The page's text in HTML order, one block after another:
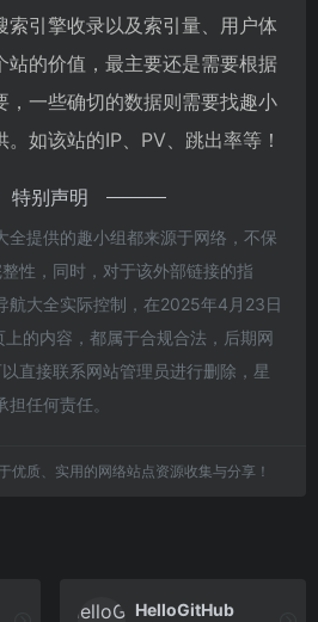
索引擎收录以及索引量、用户体
站的价值，最主要还是需要根据
，一些确切的数据则需要找趣小
如该站的IP、PV、跳出率等！
特别声明
全提供的趣小组都来源于网络，不保
性，同时，对于该外部链接的指
航大全实际控制，在2025年4月23日
的内容，都属于合规合法，后期网
直接联系网站管理员进行删除，星
任何责任。
优质、实用的网络站点资源收集与分享！
HelloGitHub